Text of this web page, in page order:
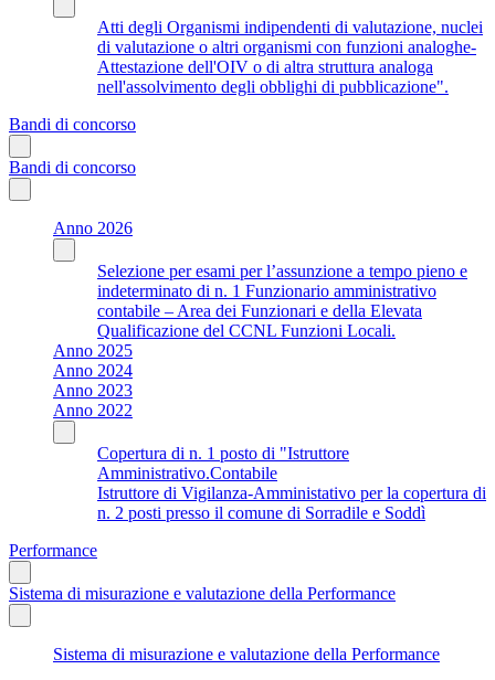
Atti degli Organismi indipendenti di valutazione, nuclei
di valutazione o altri organismi con funzioni analoghe-
Attestazione dell'OIV o di altra struttura analoga
nell'assolvimento degli obblighi di pubblicazione".
Bandi di concorso
Bandi di concorso
Anno 2026
Selezione per esami per l’assunzione a tempo pieno e
indeterminato di n. 1 Funzionario amministrativo
contabile – Area dei Funzionari e della Elevata
Qualificazione del CCNL Funzioni Locali.
Anno 2025
Anno 2024
Anno 2023
Anno 2022
Copertura di n. 1 posto di "Istruttore
Amministrativo.Contabile
Istruttore di Vigilanza-Amministativo per la copertura di
n. 2 posti presso il comune di Sorradile e Soddì
Performance
Sistema di misurazione e valutazione della Performance
Sistema di misurazione e valutazione della Performance